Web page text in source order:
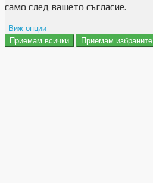
само след вашето съгласие.
Виж опции
Препочитания за реклами
Приемам всички Приемам избраните